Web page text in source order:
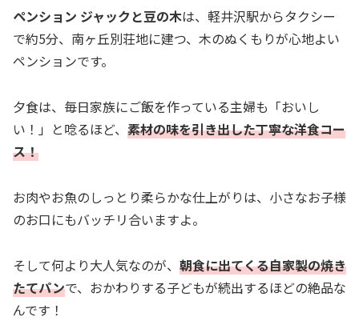
ペンション ジャックと豆の木は、軽井沢駅からタクシー
で約5分、南ヶ丘別荘地に建つ、木のぬくもりが心地よい
ペンションです。
夕食は、毎日家族にご飯を作っている主婦も「おいし
い！」と唸るほど、 素材の味を引き出した丁寧な洋食コー
ス！
お肉やお魚のしっとり柔らかな仕上がりは、小さなお子様
のお口にもバッチリ合いますよ。
そして何より大人気なのが、 朝食に出てくる自家製の焼き
たてパンで、おかわりする子どもが続出するほどの絶品な
んです！